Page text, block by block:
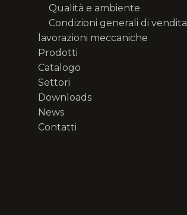
Qualità e ambiente
Condizioni generali di vendita
lavorazioni meccaniche
Prodotti
Catalogo
Settori
Downloads
News
Contatti